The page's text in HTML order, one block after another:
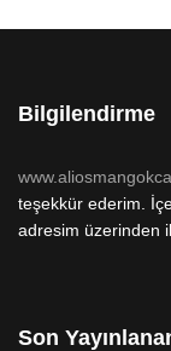
Bilgilendirme
teşekkür ederim.
adresim üzerinden
Son